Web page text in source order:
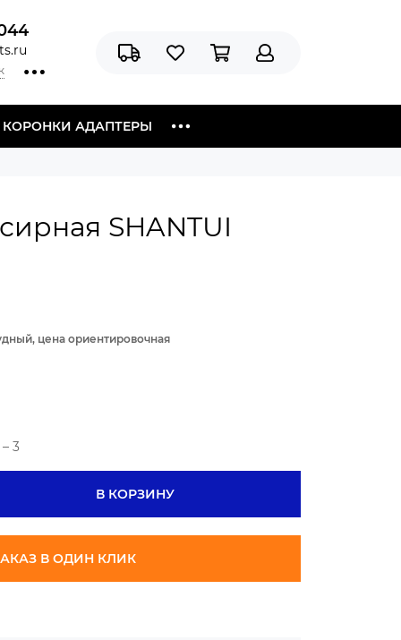
КОРОНКИ АДАПТЕРЫ
SHANTUI
цена ориентировочная
3
В КОРЗИНУ
В ОДИН КЛИК